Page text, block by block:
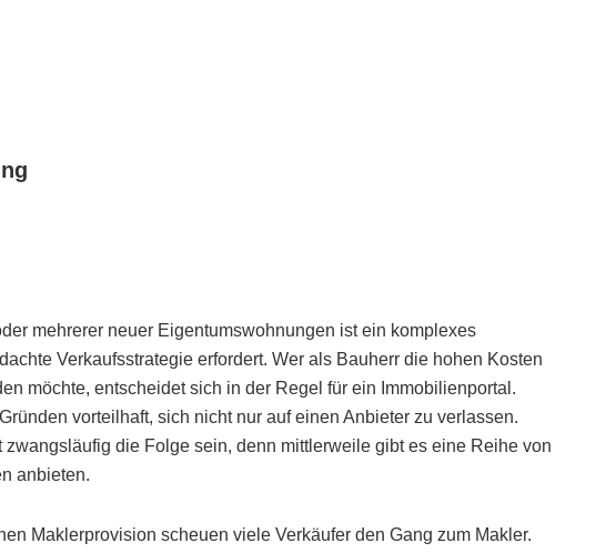
mehrerer neuer Eigentumswohnungen ist ein komplexes
Verkaufsstrategie erfordert. Wer als Bauherr die hohen Kosten
möchte, entscheidet sich in der Regel für ein Immobilienportal.
vorteilhaft, sich nicht nur auf einen Anbieter zu verlassen.
zwangsläufig die Folge sein, denn mittlerweile gibt es eine Reihe von
anbieten.
Maklerprovision scheuen viele Verkäufer den Gang zum Makler.